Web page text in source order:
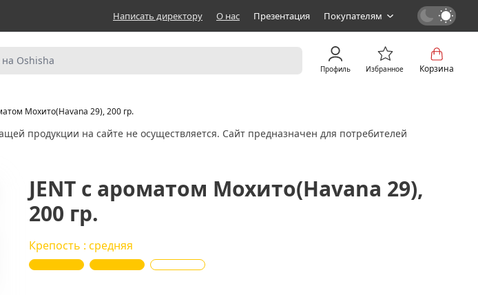
Написать директору О нас Презентация Покупателям
Профиль Избранное Корзина
Мохито(Havana 29), 200 гр.
продукции на сайте не осуществляется. Сайт предназначен для потребителей
JENT с ароматом Мохито(Havana 29),
200 гр.
Крепость : средняя